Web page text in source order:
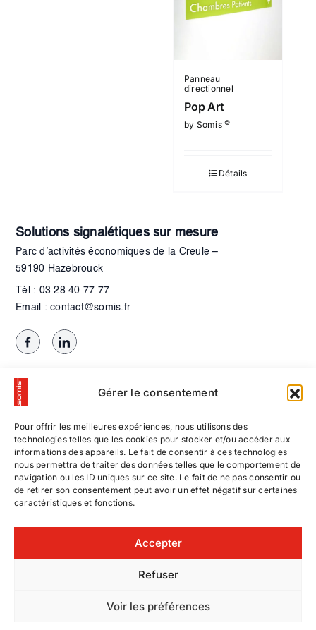
Gérer le consentement
Pour offrir les meilleures expériences, nous utilisons des
technologies telles que les cookies pour stocker et/ou accéder aux
informations des appareils. Le fait de consentir à ces technologies
nous permettra de traiter des données telles que le comportement de
navigation ou les ID uniques sur ce site. Le fait de ne pas consentir ou
de retirer son consentement peut avoir un effet négatif sur certaines
caractéristiques et fonctions.
Accepter
Refuser
Voir les préférences
Panneau
directionnel
Pop Art
by Somis©
Détails
Solutions signalétiques sur mesure
Parc d’activités économiques de la Creule –
59190 Hazebrouck
Tél : 03 28 40 77 77
Email : contact@somis.fr
Contactez-nous
Mentions légales|Entreprise de